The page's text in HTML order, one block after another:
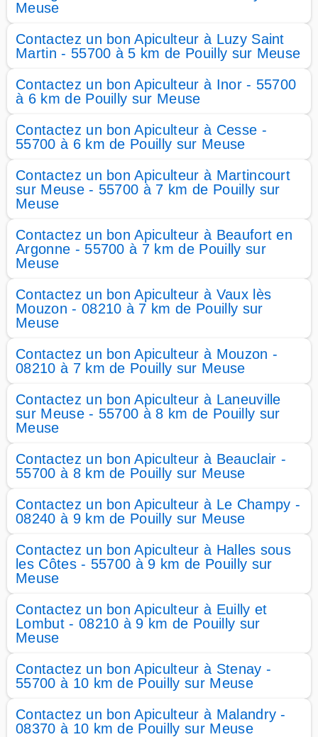
Meuse
Contactez un bon Apiculteur à Luzy Saint
Martin - 55700 à 5 km de Pouilly sur Meuse
Contactez un bon Apiculteur à Inor - 55700
à 6 km de Pouilly sur Meuse
Contactez un bon Apiculteur à Cesse -
55700 à 6 km de Pouilly sur Meuse
Contactez un bon Apiculteur à Martincourt
sur Meuse - 55700 à 7 km de Pouilly sur
Meuse
Contactez un bon Apiculteur à Beaufort en
Argonne - 55700 à 7 km de Pouilly sur
Meuse
Contactez un bon Apiculteur à Vaux lès
Mouzon - 08210 à 7 km de Pouilly sur
Meuse
Contactez un bon Apiculteur à Mouzon -
08210 à 7 km de Pouilly sur Meuse
Contactez un bon Apiculteur à Laneuville
sur Meuse - 55700 à 8 km de Pouilly sur
Meuse
Contactez un bon Apiculteur à Beauclair -
55700 à 8 km de Pouilly sur Meuse
Contactez un bon Apiculteur à Le Champy -
08240 à 9 km de Pouilly sur Meuse
Contactez un bon Apiculteur à Halles sous
les Côtes - 55700 à 9 km de Pouilly sur
Meuse
Contactez un bon Apiculteur à Euilly et
Lombut - 08210 à 9 km de Pouilly sur
Meuse
Contactez un bon Apiculteur à Stenay -
55700 à 10 km de Pouilly sur Meuse
Contactez un bon Apiculteur à Malandry -
08370 à 10 km de Pouilly sur Meuse